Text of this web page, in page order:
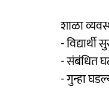
शाळा
-
- संबंधित
- गुन्हा